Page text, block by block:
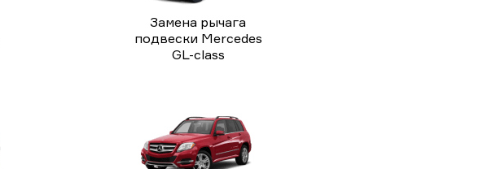
Замена рычага
подвески Mercedes
GL-class